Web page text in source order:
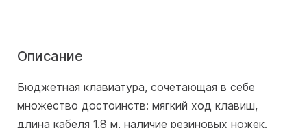
Описание
Бюджетная клавиатура, сочетающая в себе
множество достоинств: мягкий ход клавиш,
длина кабеля 1.8 м, наличие резиновых ножек.